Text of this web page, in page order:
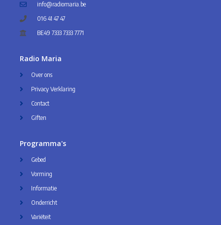
info@radiomaria.be
016 41 47 47
BE49 7333 7333 7771
Radio Maria
Over ons
Privacy Verklaring
Contact
Giften
Programma's
Gebed
Vorming
Informatie
Onderricht
Variëteit